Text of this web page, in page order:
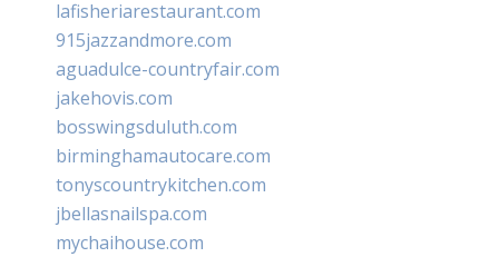
lafisheriarestaurant.com
915jazzandmore.com
aguadulce-countryfair.com
jakehovis.com
bosswingsduluth.com
birminghamautocare.com
tonyscountrykitchen.com
jbellasnailspa.com
mychaihouse.com